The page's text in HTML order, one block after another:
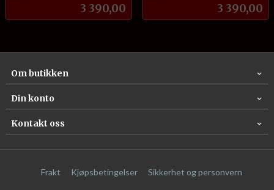
Pris
3 390,00 Pris
3 390,00
Om butikken
Din konto
Kontakt oss
Frakt Kjøpsbetingelser Sikkerhet og personvern